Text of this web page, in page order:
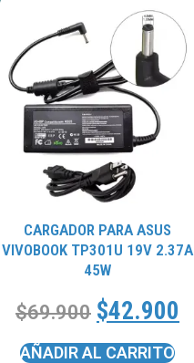
CARGADOR PARA ASUS
VIVOBOOK TP301U 19V 2.37A
45W
$69.900 $42.900
AÑADIR AL CARRITO